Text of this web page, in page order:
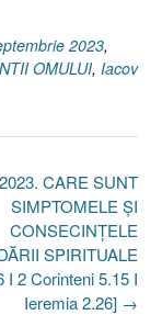
2023,
OMULUI, Iacov
CARE SUNT
SIMPTOMELE ȘI
CONSECINȚELE
SPIRITUALE
I 2 Corinteni 5.15 I
Ieremia 2.26] →